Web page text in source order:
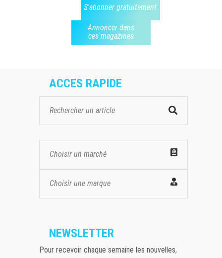
S'abonner gratuitement
Annoncer dans
ces magazines
ACCES RAPIDE
Choisir un marché
Choisir une marque
NEWSLETTER
Pour recevoir chaque semaine les nouvelles,